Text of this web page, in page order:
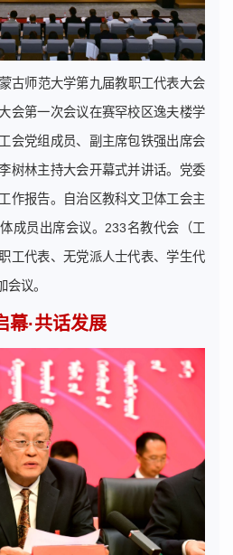
古师范大学第九届教职工代表大会
会第一次会议在赛罕校区逸夫楼学
会党组成员、副主席包铁强出席会
树林主持大会开幕式并讲话。党委
作报告。自治区教科文卫体工会主
成员出席会议。233名教代会（工
工代表、无党派人士代表、学生代
议。
幕·共话发展